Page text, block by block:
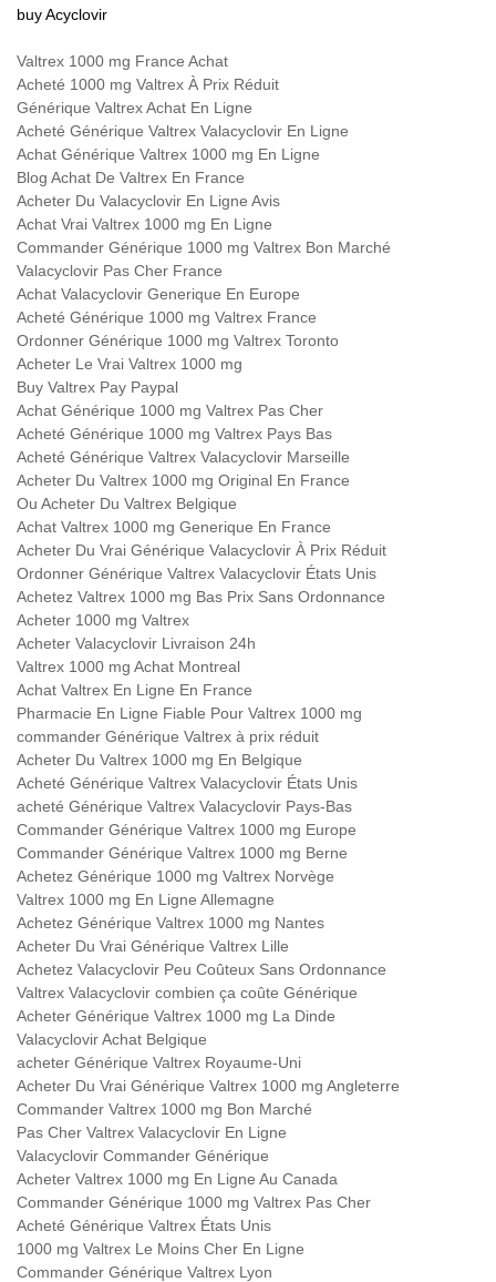
buy Acyclovir
Valtrex 1000 mg France Achat
Acheté 1000 mg Valtrex À Prix Réduit
Générique Valtrex Achat En Ligne
Acheté Générique Valtrex Valacyclovir En Ligne
Achat Générique Valtrex 1000 mg En Ligne
Blog Achat De Valtrex En France
Acheter Du Valacyclovir En Ligne Avis
Achat Vrai Valtrex 1000 mg En Ligne
Commander Générique 1000 mg Valtrex Bon Marché
Valacyclovir Pas Cher France
Achat Valacyclovir Generique En Europe
Acheté Générique 1000 mg Valtrex France
Ordonner Générique 1000 mg Valtrex Toronto
Acheter Le Vrai Valtrex 1000 mg
Buy Valtrex Pay Paypal
Achat Générique 1000 mg Valtrex Pas Cher
Acheté Générique 1000 mg Valtrex Pays Bas
Acheté Générique Valtrex Valacyclovir Marseille
Acheter Du Valtrex 1000 mg Original En France
Ou Acheter Du Valtrex Belgique
Achat Valtrex 1000 mg Generique En France
Acheter Du Vrai Générique Valacyclovir À Prix Réduit
Ordonner Générique Valtrex Valacyclovir États Unis
Achetez Valtrex 1000 mg Bas Prix Sans Ordonnance
Acheter 1000 mg Valtrex
Acheter Valacyclovir Livraison 24h
Valtrex 1000 mg Achat Montreal
Achat Valtrex En Ligne En France
Pharmacie En Ligne Fiable Pour Valtrex 1000 mg
commander Générique Valtrex à prix réduit
Acheter Du Valtrex 1000 mg En Belgique
Acheté Générique Valtrex Valacyclovir États Unis
acheté Générique Valtrex Valacyclovir Pays-Bas
Commander Générique Valtrex 1000 mg Europe
Commander Générique Valtrex 1000 mg Berne
Achetez Générique 1000 mg Valtrex Norvège
Valtrex 1000 mg En Ligne Allemagne
Achetez Générique Valtrex 1000 mg Nantes
Acheter Du Vrai Générique Valtrex Lille
Achetez Valacyclovir Peu Coûteux Sans Ordonnance
Valtrex Valacyclovir combien ça coûte Générique
Acheter Générique Valtrex 1000 mg La Dinde
Valacyclovir Achat Belgique
acheter Générique Valtrex Royaume-Uni
Acheter Du Vrai Générique Valtrex 1000 mg Angleterre
Commander Valtrex 1000 mg Bon Marché
Pas Cher Valtrex Valacyclovir En Ligne
Valacyclovir Commander Générique
Acheter Valtrex 1000 mg En Ligne Au Canada
Commander Générique 1000 mg Valtrex Pas Cher
Acheté Générique Valtrex États Unis
1000 mg Valtrex Le Moins Cher En Ligne
Commander Générique Valtrex Lyon